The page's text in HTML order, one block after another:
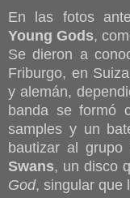
En las fotos
Young Gods,
Se dieron a
Friburgo, en
y alemán,
banda se formó
samples y un
bautizar al
Swans, un disco
God, singular que